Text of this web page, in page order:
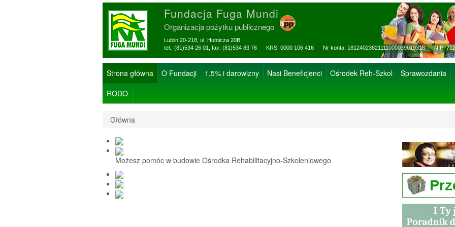
Fundacja Fuga Mundi
Organizacja pożytku publicznego
Lublin 20-218, ul. Hutnicza 20B
tel.: (81)534 26 01, fax: (81)534 83 76 KRS: 0000 106 416 Nr konta: 18124023821111000039019318 NIP:
Strona główna O Fundacji 1,5% i darowizny Nasi Beneficjenci Ośrodek Reh-Szkol Sprawozdania
RODO
Główna
Możesz pomóc w budowie Ośrodka Rehabilitacyjno-Szkoleniowego